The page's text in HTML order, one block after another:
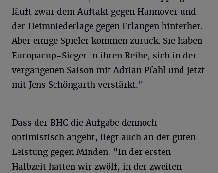
läuft zwar dem Auftakt gegen Hannover und
der Heimniederlage gegen Erlangen hinterher.
Aber einige Spieler kommen zurück. Sie haben
Europacup-Sieger in ihren Reihe, sich in der
vergangenen Saison mit Adrian Pfahl und jetzt
mit Jens Schöngarth verstärkt."
Dass der BHC die Aufgabe dennoch
optimistisch angeht, liegt auch an der guten
Leistung gegen Minden. "In der ersten
Halbzeit hatten wir zwölf, in der zweiten